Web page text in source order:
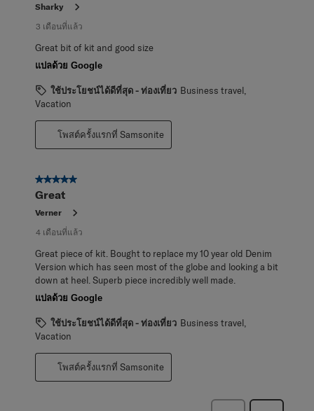
Sharky
3 เดือนที่แล้ว
Great bit of kit and good size
แปลด้วย Google
ใช้ประโยชน์ได้ดีที่สุด - ท่องเที่ยว Business travel,
Vacation
โพสต์ครั้งแรกที่ Samsonite
5 จาก 5 ดาว
Great
Verner
4 เดือนที่แล้ว
Great piece of kit. Bought to replace my 10 year old Denim
Version which has seen most of the globe and looking a bit
down at heel. Superb piece incredibly well made.
แปลด้วย Google
ใช้ประโยชน์ได้ดีที่สุด - ท่องเที่ยว Business travel,
Vacation
โพสต์ครั้งแรกที่ Samsonite